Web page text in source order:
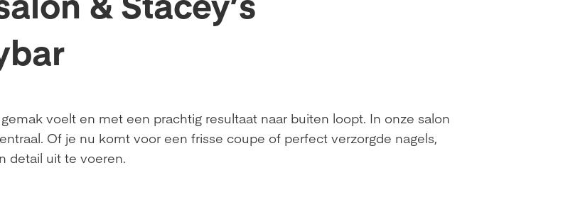
voelt en met een prachtig resultaat naar buiten loopt. In onze salon
Of je nu komt voor een frisse coupe of perfect verzorgde nagels,
detail uit te voeren.